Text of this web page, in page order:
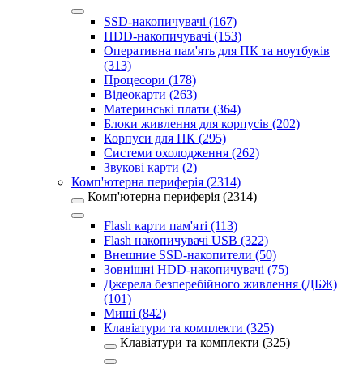
SSD-накопичувачі (167)
HDD-накопичувачі (153)
Оперативна пам'ять для ПК та ноутбуків
(313)
Процесори (178)
Відеокарти (263)
Материнські плати (364)
Блоки живлення для корпусів (202)
Корпуси для ПК (295)
Системи охолодження (262)
Звукові карти (2)
Комп'ютерна периферія (2314)
Комп'ютерна периферія (2314)
Flash карти пам'яті (113)
Flash накопичувачі USB (322)
Внешние SSD-накопители (50)
Зовнішні HDD-накопичувачі (75)
Джерела безперебійного живлення (ДБЖ)
(101)
Миші (842)
Клавіатури та комплекти (325)
Клавіатури та комплекти (325)